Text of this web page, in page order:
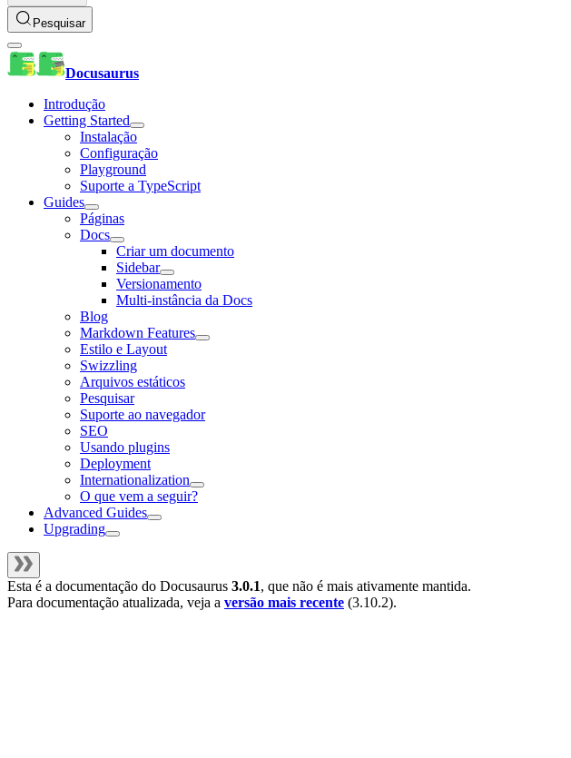
Pesquisar
Docusaurus
Introdução
Getting Started
Instalação
Configuração
Playground
Suporte a TypeScript
Guides
Páginas
Docs
Criar um documento
Sidebar
Versionamento
Multi-instância da Docs
Blog
Markdown Features
Estilo e Layout
Swizzling
Arquivos estáticos
Pesquisar
Suporte ao navegador
SEO
Usando plugins
Deployment
Internationalization
O que vem a seguir?
Advanced Guides
Upgrading
Esta é a documentação do Docusaurus 3.0.1, que não é mais ativamente mantida.
Para documentação atualizada, veja a versão mais recente (3.10.2).